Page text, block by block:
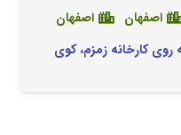
اصفهان
اصفهان
روی کارخانه زمزم، کوی